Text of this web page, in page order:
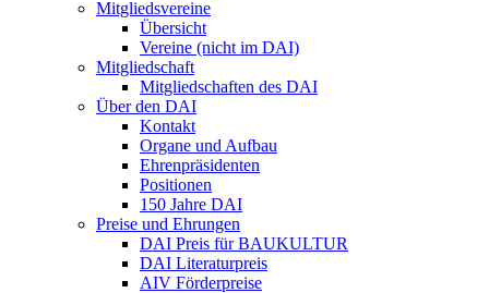
Mitgliedsvereine
Übersicht
Vereine (nicht im DAI)
Mitgliedschaft
Mitgliedschaften des DAI
Über den DAI
Kontakt
Organe und Aufbau
Ehrenpräsidenten
Positionen
150 Jahre DAI
Preise und Ehrungen
DAI Preis für BAUKULTUR
DAI Literaturpreis
AIV Förderpreise